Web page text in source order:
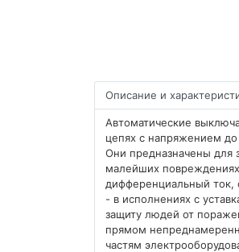
Описание и
Автоматические
цепях с напряжением
Они предназначены для
малейших
дифференциальный ток,
- в исполнениях с
защиту людей от
прямом
частям